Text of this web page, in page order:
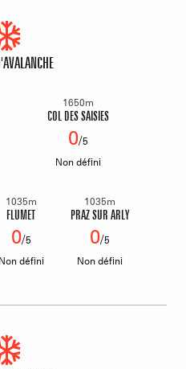
1650m
COL DES SAISIES
0/5
Non défini
1035m
FLUMET
0/5
Non défini
1035m
PRAZ SUR ARLY
0/5
Non défini